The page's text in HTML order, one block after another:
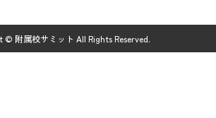
© 附属校サミット All Rights Reserved.